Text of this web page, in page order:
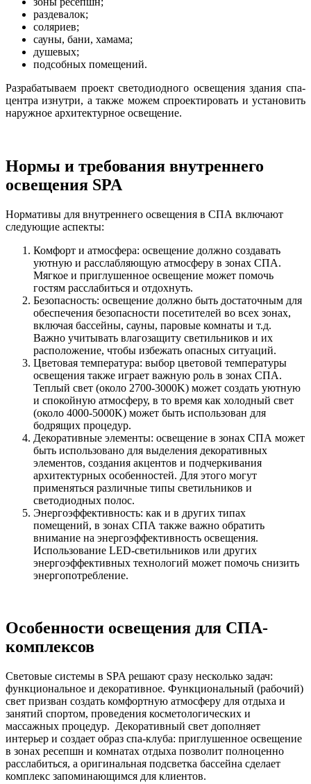
раздевалок;
соляриев;
сауны, бани, хамама;
душевых;
подсобных помещений.
Разрабатываем проект светодиодного освещения здания спа-
центра изнутри, а также можем спроектировать и установить
наружное архитектурное освещение.
Нормы и требования внутреннего
освещения SPA
Нормативы для внутреннего освещения в СПА включают
следующие аспекты:
Комфорт и атмосфера: освещение должно создавать
уютную и расслабляющую атмосферу в зонах СПА.
Мягкое и приглушенное освещение может помочь
гостям расслабиться и отдохнуть.
Безопасность: освещение должно быть достаточным для
обеспечения безопасности посетителей во всех зонах,
включая бассейны, сауны, паровые комнаты и т.д.
Важно учитывать влагозащиту светильников и их
расположение, чтобы избежать опасных ситуаций.
Цветовая температура: выбор цветовой температуры
освещения также играет важную роль в зонах СПА.
Теплый свет (около 2700-3000K) может создать уютную
и спокойную атмосферу, в то время как холодный свет
(около 4000-5000K) может быть использован для
бодрящих процедур.
Декоративные элементы: освещение в зонах СПА может
быть использовано для выделения декоративных
элементов, создания акцентов и подчеркивания
архитектурных особенностей. Для этого могут
применяться различные типы светильников и
светодиодных полос.
Энергоэффективность: как и в других типах
помещений, в зонах СПА также важно обратить
внимание на энергоэффективность освещения.
Использование LED-светильников или других
энергоэффективных технологий может помочь снизить
энергопотребление.
Особенности освещения для СПА-
комплексов
Световые системы в SPA решают сразу несколько задач:
функциональное и декоративное. Функциональный (рабочий)
свет призван создать комфортную атмосферу для отдыха и
занятий спортом, проведения косметологических и
массажных процедур. Декоративный свет дополняет
интерьер и создает образ спа-клуба: приглушенное освещение
в зонах ресепшн и комнатах отдыха позволит полноценно
расслабиться, а оригинальная подсветка бассейна сделает
комплекс запоминающимся для клиентов.